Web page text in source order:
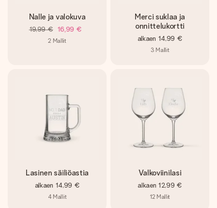
Nalle ja valokuva
19,99 € 16,99 €
2 Mallit
Merci suklaa ja
onnittelukortti
alkaen 14,99 €
3 Mallit
Lasinen säiliöastia
alkaen 14,99 €
4 Mallit
Valkoviinilasi
alkaen 12,99 €
12 Mallit